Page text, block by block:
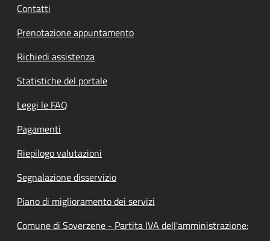
Contatti
Prenotazione appuntamento
Richiedi assistenza
Statistiche del portale
Leggi le FAQ
Pagamenti
Riepilogo valutazioni
Segnalazione disservizio
Piano di miglioramento dei servizi
Comune di Soverzene - Partita IVA dell'amministrazione: